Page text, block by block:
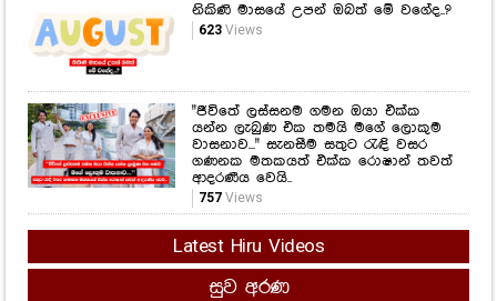
නිකිණි මාසයේ උපන් ඔබත් මේ වගේද..?
623Views
"ජීවිතේ ලස්සනම ගමන ඔයා එක්ක
යන්න ලැබුණ එක තමයි මගේ ලොකුම
වාසනාව..." සැනසීම සතුට රැඳි වසර
ගණනක මතකයත් එක්ක රොෂාන් තවත්
ආදරණීය වෙයි..
757Views
Latest Hiru Videos
සුව අරණ